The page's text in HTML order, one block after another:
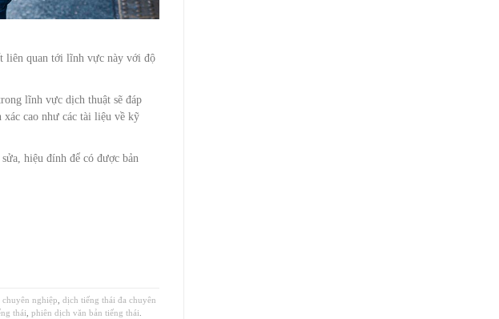
liên quan tới lĩnh vực này với độ
lĩnh vực dịch thuật sẽ đáp
xác cao như các tài liệu về kỹ
hiệu đính để có được bản
nghiệp ,dịch tiếng thái đa chuyên
thái ,phiên dịch văn bản tiếng thái